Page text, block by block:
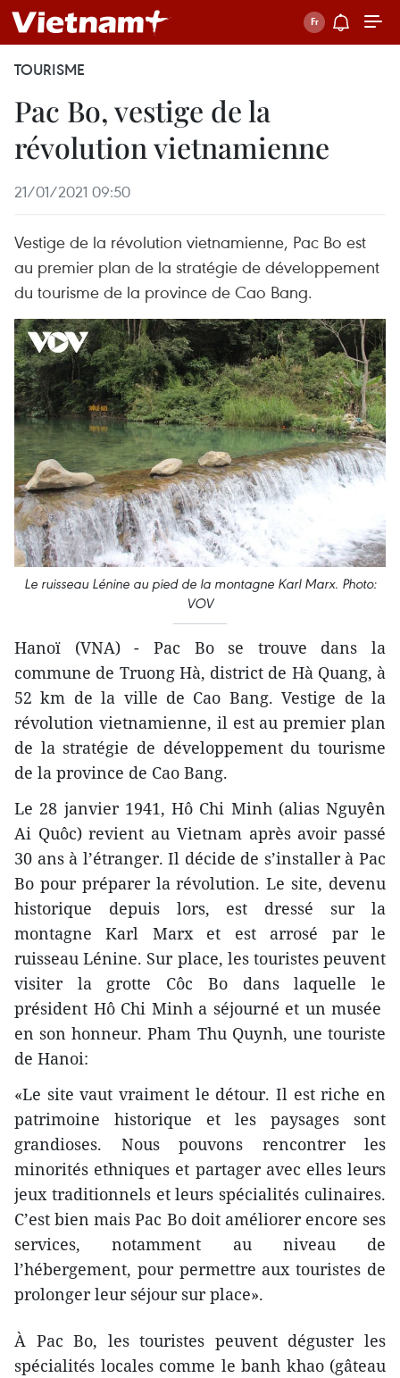
TOURISME
Pac Bo, vestige de la
révolution vietnamienne
21/01/2021 09:50
Vestige de la révolution vietnamienne, Pac Bo est
au premier plan de la stratégie de développement
du tourisme de la province de Cao Bang.
Le ruisseau Lénine au pied de la montagne Karl Marx. Photo:
VOV
Hanoï (VNA) - Pac Bo se trouve dans la
commune de Truong Hà, district de Hà Quang, à
52 km de la ville de Cao Bang. Vestige de la
révolution vietnamienne, il est au premier plan
de la stratégie de développement du tourisme
de la province de Cao Bang.
Le 28 janvier 1941, Hô Chi Minh (alias Nguyên
Ai Quôc) revient au Vietnam après avoir passé
30 ans à l’étranger. Il décide de s’installer à Pac
Bo pour préparer la révolution. Le site, devenu
historique depuis lors, est dressé sur la
montagne Karl Marx et est arrosé par le
ruisseau Lénine. Sur place, les touristes peuvent
visiter la grotte Côc Bo dans laquelle le
président Hô Chi Minh a séjourné et un musée
en son honneur. Pham Thu Quynh, une touriste
de Hanoi:
«Le site vaut vraiment le détour. Il est riche en
patrimoine historique et les paysages sont
grandioses. Nous pouvons rencontrer les
minorités ethniques et partager avec elles leurs
jeux traditionnels et leurs spécialités culinaires.
C’est bien mais Pac Bo doit améliorer encore ses
services, notamment au niveau de
l’hébergement, pour permettre aux touristes de
prolonger leur séjour sur place».
À Pac Bo, les touristes peuvent déguster les
spécialités locales comme le banh khao (gâteau